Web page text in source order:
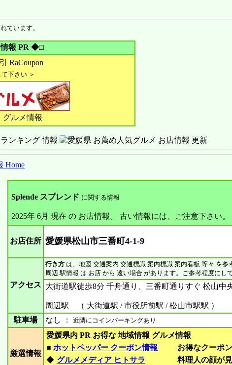
ています。
情報 PR ◆□
RaCoupon
下さい ＞
グルメ情報
ンキング 情報
Home
Splende スプレンド に関する情報
2025年 6月 現在 の お店情報。 古い情報には、ご注意下さい。
お店住所 愛媛県松山市三番町4-1-9
アクセス
行き方 は、地図 交通案内 交通標識 案内標識 案内看板 等々 を参
周辺 駅情報 は お店 から 遠い場合 があります。ご参考程度にし
大街道駅徒歩8分 千舟通り、三番町通りすぐ 松山中
周辺駅 （ 大街道駅 / 市役所前駅 / 松山市駅駅 ）
駐車場
なし ： 近隣にコインパーキングあり
厳選情報
愛媛県内 PR お得な 地域情報 グルメ情報
■ ホットペッパー クーポン情報
お得なクーポ
◆ グルメメディア ヒトサラ
料理人の顔が